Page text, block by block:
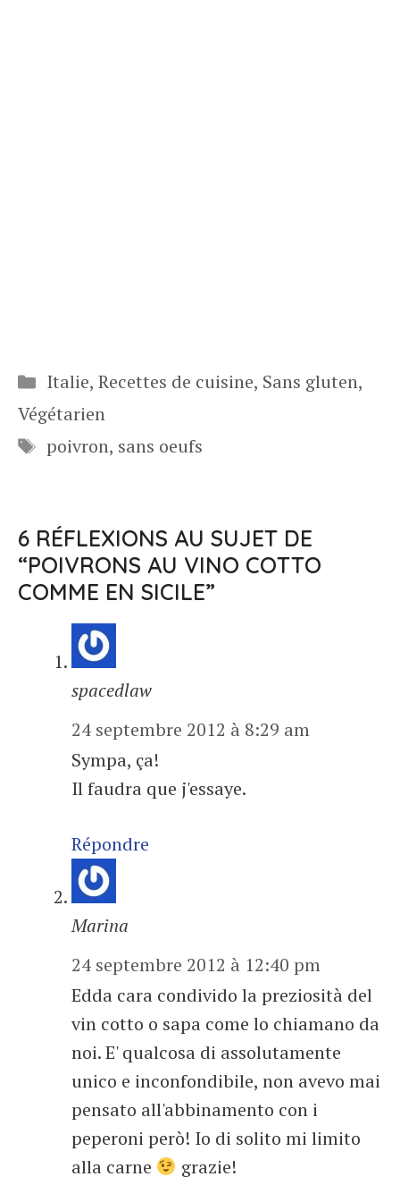
Catégories
Italie, Recettes de cuisine, Sans gluten,
Végétarien
Étiquettes
poivron, sans oeufs
6 RÉFLEXIONS AU SUJET DE
“POIVRONS AU VINO COTTO
COMME EN SICILE”
spacedlaw
24 septembre 2012 à 8:29 am
Sympa, ça!
Il faudra que j'essaye.
Répondre
Marina
24 septembre 2012 à 12:40 pm
Edda cara condivido la preziosità del
vin cotto o sapa come lo chiamano da
noi. E' qualcosa di assolutamente
unico e inconfondibile, non avevo mai
pensato all'abbinamento con i
peperoni però! Io di solito mi limito
alla carne
grazie!